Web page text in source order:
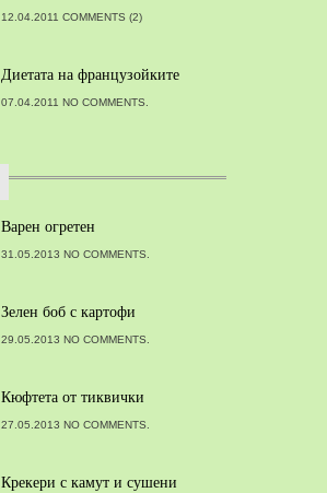
12.04.2011 COMMENTS (2)
Диетата на французойките
07.04.2011 NO COMMENTS.
Варен огретен
31.05.2013 NO COMMENTS.
Зелен боб с картофи
29.05.2013 NO COMMENTS.
Кюфтета от тиквички
27.05.2013 NO COMMENTS.
Крекери с камут и сушени